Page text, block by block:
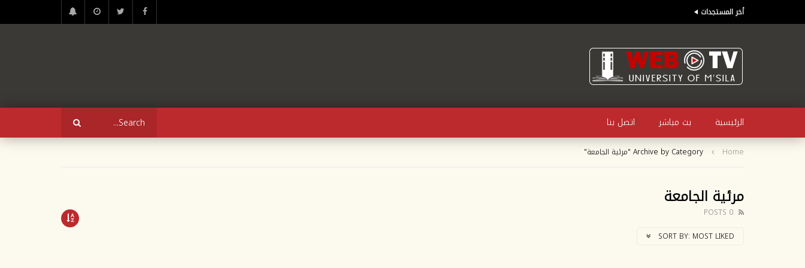
أخر المستجدات
الرئيسية بث مباشر اتصل بنا
Home Archive by Category "مرئية الجامعة"
مرئية الجامعة
0 POSTS
SORT BY: MOST LIKED